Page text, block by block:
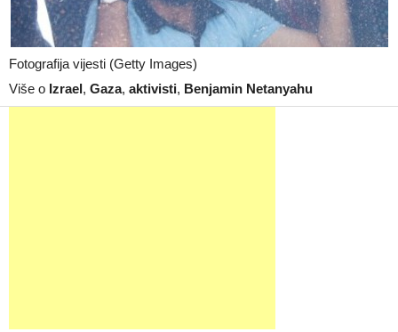
Fotografija vijesti (Getty Images)
Više o Izrael, Gaza, aktivisti, Benjamin Netanyahu